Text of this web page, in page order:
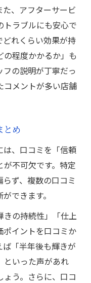
、アフターサービ
トラブルにも安心で
れくらい効果が持
程度かかるか」も
の説明が丁寧だっ
コメントが多い店舗
とめ
、口コミを「信頼
不可欠です。特定
ず、複数の口コミ
できます。
の持続性」「仕上
イントを口コミか
「半年後も輝きが
といった声があれ
う。さらに、口コ